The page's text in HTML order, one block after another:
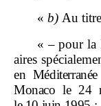
« b) Au
« – pour la
aires
en Méditerranée
Monaco le 24